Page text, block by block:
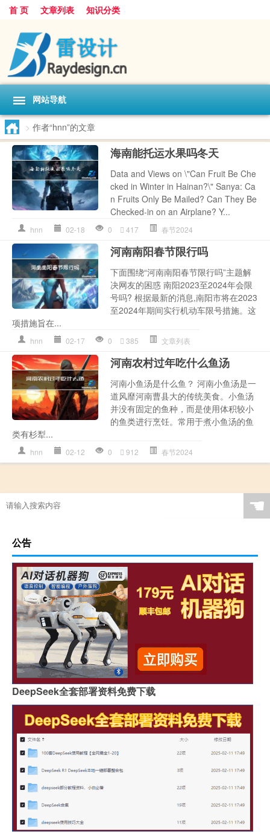
首 页 文章列表 知识分类
网站导航
> 作者“hnn”的文章
海南能托运水果吗冬天
Data and Views on \"Can Fruit Be Che
cked in Winter in Hainan?\" Sanya: Ca
n Fruits Only Be Mailed? Can They Be
Checked-in on an Airplane? Y...
hnn 02-18 0 417 春节2024
河南南阳春节限行吗
下面围绕“河南南阳春节限行吗”主题解
决网友的困惑 南阳2023至2024年会限
号吗? 根据最新的消息,南阳市将在2023
至2024年期间实行机动车限号措施。这
项措施旨在...
hnn 02-17 0 385 文章列表
河南农村过年吃什么鱼汤
河南小鱼汤是什么鱼？ 河南小鱼汤是一
道风靡河南曹县大的传统美食。小鱼汤
并没有固定的鱼种，而是使用体积较小
的鱼类进行烹饪。常用于煮小鱼汤的鱼
类有杉犁...
hnn 02-12 0 912 春节2024
☚
公告
DeepSeek全套部署资料免费下载